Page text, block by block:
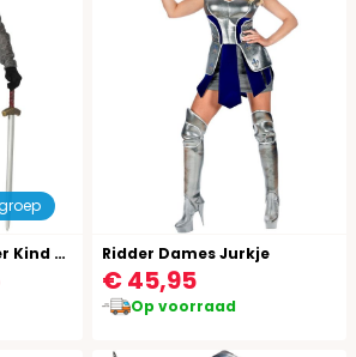
Middeleeuwse Ridder Kind Kostuum Ridder Dames Jurkje
€ 45,95
Op voorraad